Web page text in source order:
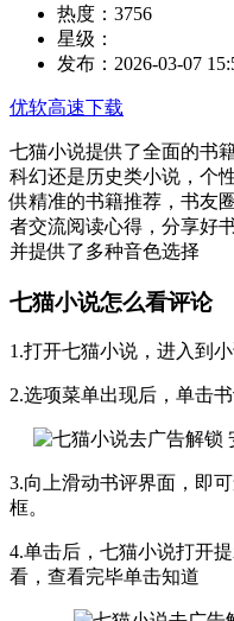
热度： 3756
星级：
发布： 2026-03-07
优软高速下载
七猫小说提供了全面的书
科幻还是历史类小说，个
供精准的书籍推荐，书友
者交流阅读心得，分享好
并提供了多种音色选择
七猫小说怎么看评论
1.打开七猫小说，进入到
2.选项菜单出现后，单击
3.向上滑动书评界面，即
框。
4.单击后，七猫小说打开
看，查看完毕单击知道